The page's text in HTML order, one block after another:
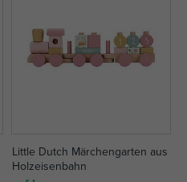
Little Dutch Märchengarten aus
Holzeisenbahn